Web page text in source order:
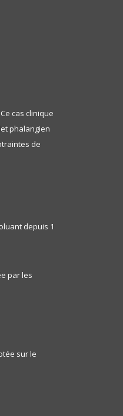
cas clinique
phalangien
de
depuis 1
par les
sur le